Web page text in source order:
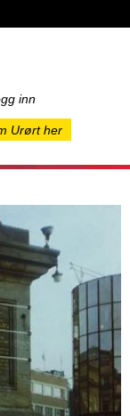
inn
Urørt her